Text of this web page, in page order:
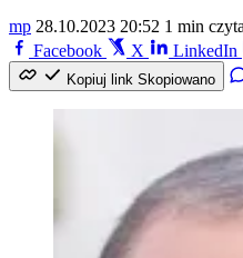
mp 28.10.2023 20:52 1 min
Facebook
X LinkedIn
Kopiuj link Skopiowano